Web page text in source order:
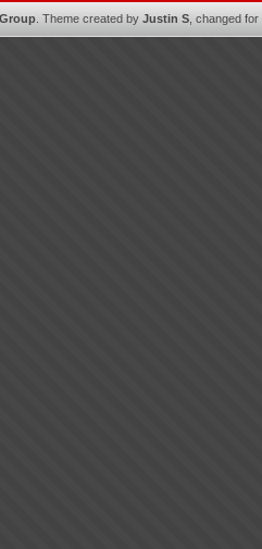
Theme created by Justin S , changed